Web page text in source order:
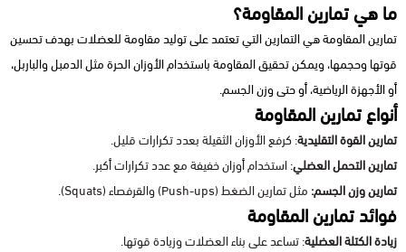
ما هي تمارين المقاومة؟
تمارين المقاومة هي التمارين التي تعتمد على توليد مقاومة للعضلات بهدف تحسين
قوتها وحجمها، ويمكن تحقيق المقاومة باستخدام الأوزان الحرة مثل الدمبل والباربل،
أو الأجهزة الرياضية، أو حتى وزن الجسم.
أنواع تمارين المقاومة
تمارين القوة التقليدية: كرفع الأوزان الثقيلة بعدد تكرارات قليل.
تمارين التحمل العضلي: استخدام أوزان خفيفة مع عدد تكرارات أكبر.
تمارين وزن الجسم:مثل تمارين الضغط (Push-ups) والقرفصاء (Squats).
فوائد تمارين المقاومة
زيادة الكتلة العضلية: تساعد على بناء العضلات وزيادة قوتها.